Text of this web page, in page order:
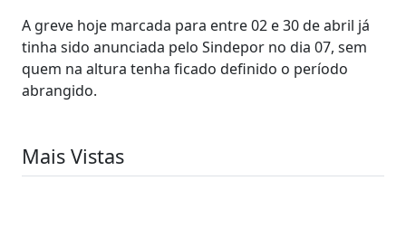
A greve hoje marcada para entre 02 e 30 de abril já
tinha sido anunciada pelo Sindepor no dia 07, sem
quem na altura tenha ficado definido o período
abrangido.
Mais Vistas